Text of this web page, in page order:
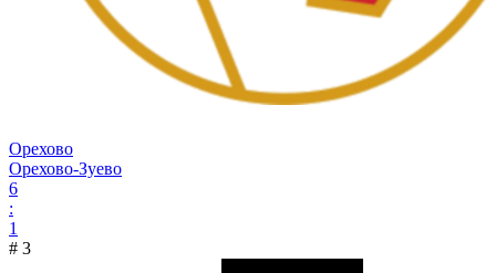
Орехово
Орехово-Зуево
6
:
1
# 3